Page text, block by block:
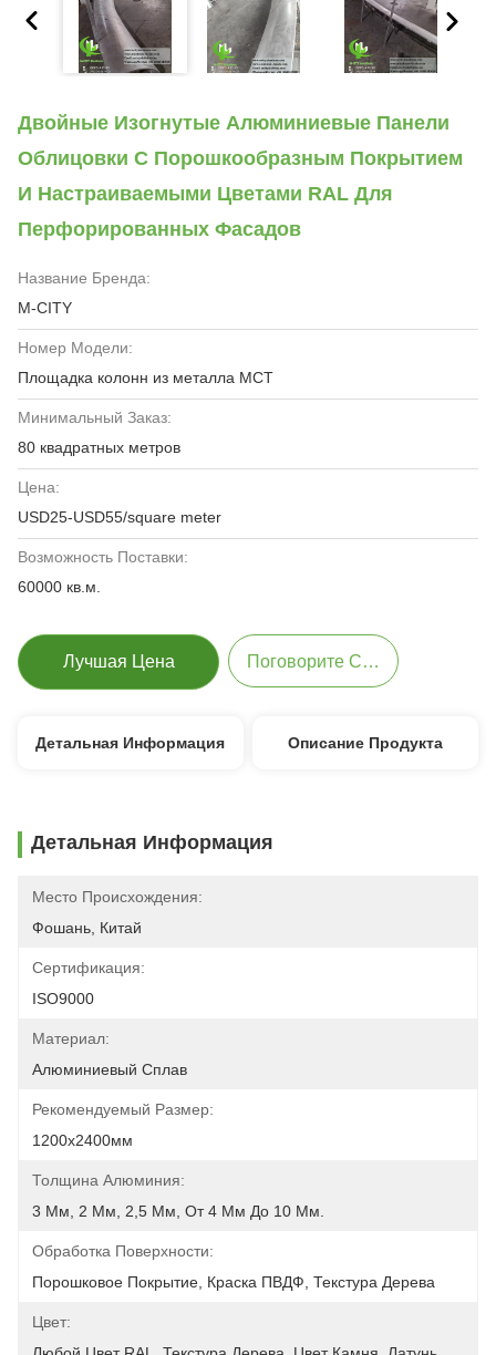
Двойные Изогнутые Алюминиевые Панели
Облицовки С Порошкообразным Покрытием
И Настраиваемыми Цветами RAL Для
Перфорированных Фасадов
Название Бренда:
M-CITY
Номер Модели:
Площадка колонн из металла MCT
Минимальный Заказ:
80 квадратных метров
Цена:
USD25-USD55/square meter
Возможность Поставки:
60000 кв.м.
Лучшая Цена Поговорите Сейчас
Детальная Информация Описание Продукта
Детальная Информация
Место Происхождения:
Фошань, Китай
Сертификация:
ISO9000
Материал:
Алюминиевый Сплав
Рекомендуемый Размер:
1200х2400мм
Толщина Алюминия:
3 Мм, 2 Мм, 2,5 Мм, От 4 Мм До 10 Мм.
Обработка Поверхности:
Порошковое Покрытие, Краска ПВДФ, Текстура Дерева
Цвет: